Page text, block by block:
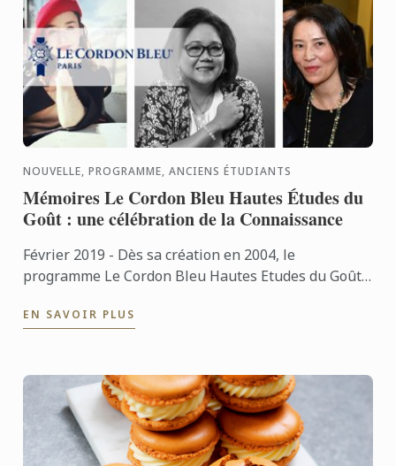
NOUVELLE, PROGRAMME, ANCIENS ÉTUDIANTS
Mémoires Le Cordon Bleu Hautes Études du
Goût : une célébration de la Connaissance
Février 2019 - Dès sa création en 2004, le
programme Le Cordon Bleu Hautes Etudes du Goût
Ardenne. Les ...
EN SAVOIR PLUS